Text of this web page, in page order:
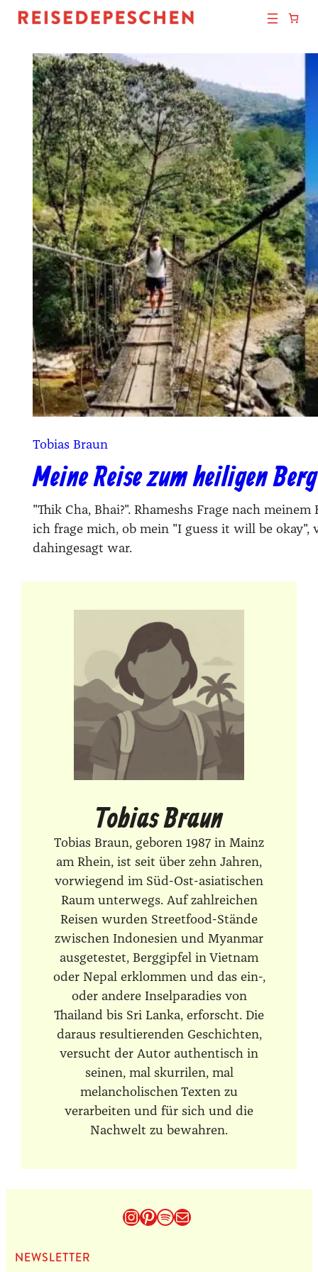
Tobias Braun
Meine Reise zum heiligen Berg
"Thik Cha, Bhai?". Rhameshs Frage nach
ich frage mich, ob mein "I guess it will be
dahingesagt war.
Tobias Braun
Tobias Braun, geboren 1987 in Mainz
am Rhein, ist seit über zehn Jahren,
vorwiegend im Süd-Ost-asiatischen
Raum unterwegs. Auf zahlreichen
Reisen wurden Streetfood-Stände
zwischen Indonesien und Myanmar
ausgetestet, Berggipfel in Vietnam
oder Nepal erklommen und das ein-,
oder andere Inselparadies von
Thailand bis Sri Lanka, erforscht. Die
daraus resultierenden Geschichten,
versucht der Autor authentisch in
seinen, mal skurrilen, mal
melancholischen Texten zu
verarbeiten und für sich und die
Nachwelt zu bewahren.
Instagram
Pinterest
Spotify
E-Mail
NEWS­LET­TER